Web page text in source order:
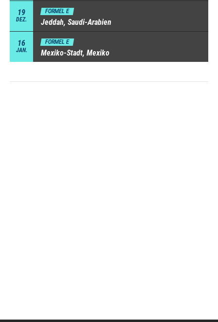
19
DEZ.
FORMEL E
Jeddah, Saudi-Arabien
16
JAN.
FORMEL E
Mexiko-Stadt, Mexiko